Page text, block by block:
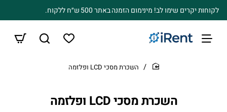
לקוחות יקרים שימו לב! מינימום הזמנה באתר 500 ש״ח ללקוח.
השכרת מסכי LCD ופלזמה
home
השכרת מסכי LCD ופלזמה